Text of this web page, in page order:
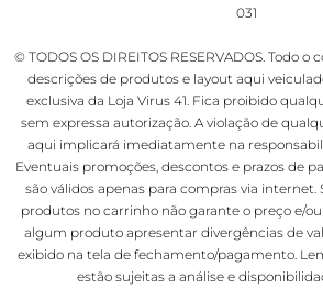
031
© TODOS OS DIREITOS RESERVADOS. Todo o
descrições de produtos e layout aqui
exclusiva da Loja Virus 41. Fica proibido
sem expressa autorização. A violação de
aqui implicará imediatamente na
Eventuais promoções, descontos e prazos de
são válidos apenas para compras via
produtos no carrinho não garante o preço e/
algum produto apresentar divergências de
exibido na tela de fechamento/pagamento.
estão sujeitas a análise e